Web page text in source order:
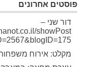
פוסטים אחרונים
דור שני –
showPost
מקלט: אירוח